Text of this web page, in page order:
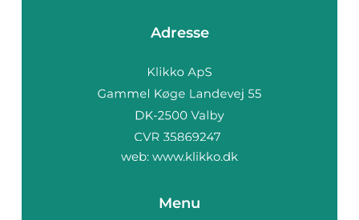
Adresse
web: www.klikko.dk
Menu